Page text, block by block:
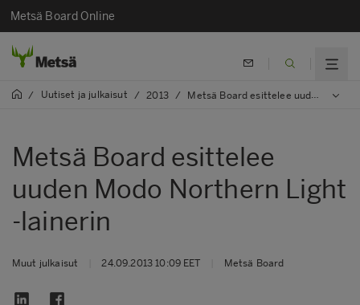
Metsä Board Online
/ Uutiset ja julkaisut / 2013 / Metsä Board esittelee uuden Modo Northern Light -lainerin
Metsä Board esittelee
uuden Modo Northern Light
-lainerin
Muut julkaisut 24.09.2013 10:09 EET Metsä Board